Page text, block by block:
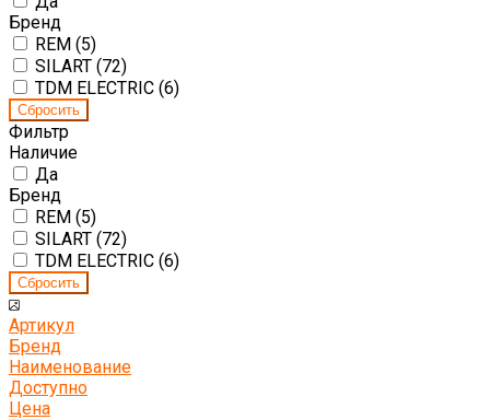
Бренд
REM (5)
SILART (72)
TDM ELECTRIC (6)
Фильтр
Наличие
Да
Бренд
REM (5)
SILART (72)
TDM ELECTRIC (6)
Артикул
Бренд
Наименование
Доступно
Цена